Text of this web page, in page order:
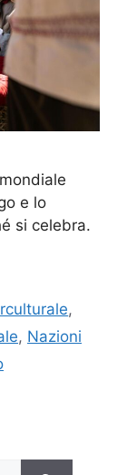
e lo
si celebra.
,
, Nazioni